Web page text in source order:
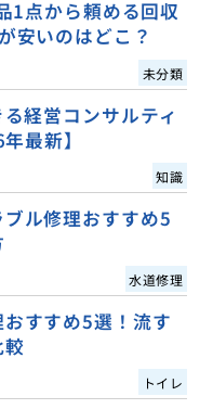
1点から頼める回収
安いのはどこ？
未分類
経営コンサルティ
最新】
知識
ル修理おすすめ5
水道修理
すすめ5選！流す
較
トイレ